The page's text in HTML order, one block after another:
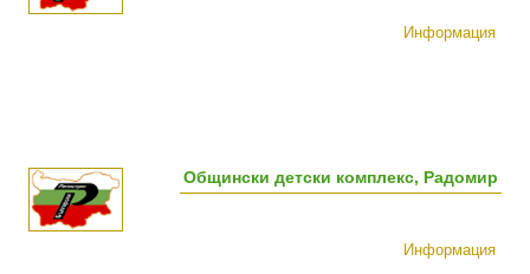
Информация
Общински детски комплекс, Радомир
Информация